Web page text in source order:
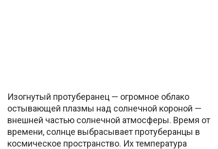
Изогнутый протуберанец — огромное облако
остывающей плазмы над солнечной короной —
внешней частью солнечной атмосферы. Время от
времени, солнце выбрасывает протуберанцы в
космическое пространство. Их температура